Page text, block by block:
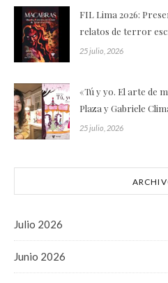
FIL Lima 2026:
relatos de terror
25 julio, 2026
«Tú y yo. El arte de
Plaza y Gabriele
25 julio, 2026
Julio 2026
Junio 2026